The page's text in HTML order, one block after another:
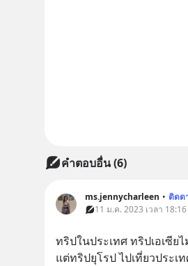
คำตอบอื่น(6)
ms.jennycharleen • ติดต
11 ม.ค. 2023 เวลา 18:16
ทริปในประเทศ ทริปเอเซีย
แต่ทริปยุโรป ไปเที่ยวประเ